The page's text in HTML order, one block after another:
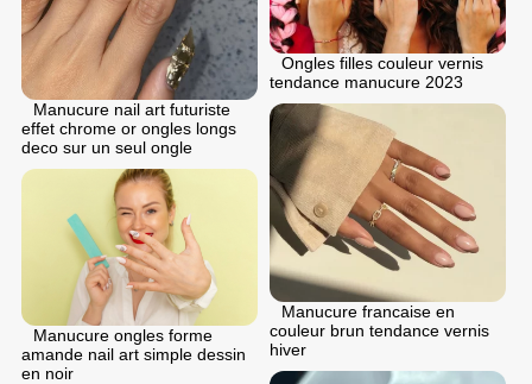
Manucure nail art futuriste
effet chrome or ongles longs
deco sur un seul ongle
Ongles filles couleur vernis
tendance manucure 2023
Manucure francaise en
couleur brun tendance vernis
hiver
Manucure ongles forme
amande nail art simple dessin
en noir